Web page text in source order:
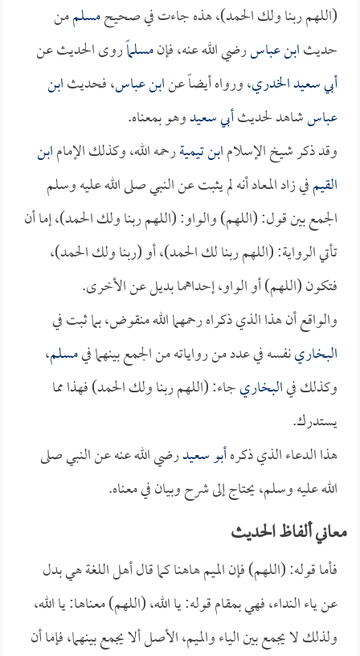
(اللهم ربنا ولك الحمد)، هذه جاءت في صحيحمسلممن
حديثابن عباسرضي الله عنه، فإنمسلماًروى الحديث عن
أبي سعيد الخدري، ورواه أيضاً عنابن عباس، فحديثابن
عباسشاهد لحديثأبي سعيدوهو بمعناه.
وقد ذكر شيخ الإسلامابن تيميةرحمه الله، وكذلك الإمامابن
القيمفي زاد المعاد أنه لم يثبت عن النبي صلى الله عليه وسلم
الجمع بين قول: (اللهم) والواو: (اللهم ربنا ولك الحمد)، إما أن
تأتي الرواية: (اللهم ربنا لك الحمد)، أو (ربنا ولك الحمد)،
فتكون (اللهم) أو الواو، إحداهما بديل عن الأخرى.
والواقع أن هذا الذي ذكراه رحمهما الله منقوض، بما ثبت في
البخارينفسه في عدد من رواياته من الجمع بينهما فيمسلم،
وكذلك فيالبخاريجاء: (اللهم ربنا ولك الحمد) فهذا مما
يستدرك.
هذا الدعاء الذي ذكرهأبو سعيدرضي الله عنه عن النبي صلى
الله عليه وسلم، يحتاج إلى شرح وبيان في معناه.
معاني ألفاظ الحديث
فأما قوله: (اللهم) فإن الميم هاهنا كما قال أهل اللغة هي بدل
عن ياء النداء، فهي بمقام قوله: يا الله، (اللهم) معناها: يا الله،
ولذلك لا يجمع بين الياء والميم، الأصل ألا يجمع بينهما، فإما أن